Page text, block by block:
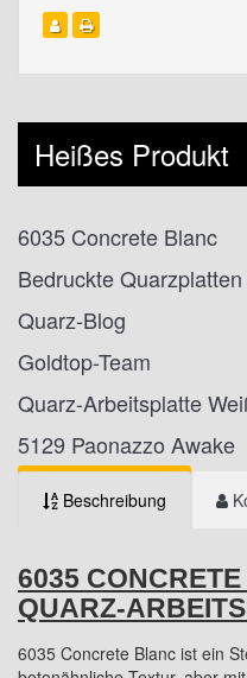
Heißes Produkt
6035 Concrete Blanc
Bedruckte
Quarz-Blog
Goldtop-Team
Quarz-Arbeitsplatte
5129 Paonazzo Awake
Beschreibung
6035
QUARZ-
6035 Concrete Blanc ist ein